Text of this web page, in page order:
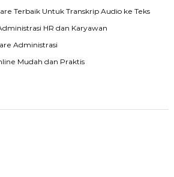
Terbaik Untuk Transkrip Audio ke Teks
HR dan Karyawan
Administrasi
Mudah dan Praktis